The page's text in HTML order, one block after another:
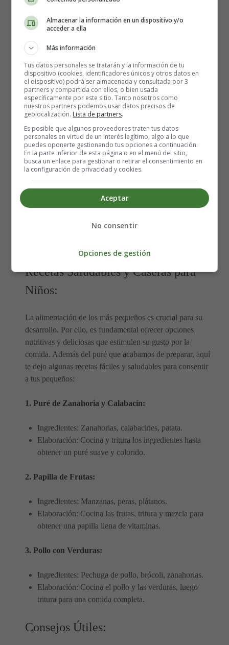
Comencemos por cocinar la papa. Pela y corta en
hasta que esté tierna. Tritura la papa, agregando un
deseada.
Mientras la papa hierve, ocupémonos de los
guisantes, los puerros y la menta. Cocina al vapor o
hierve estos ingredientes juntos durante 8 a 10
Con la ayuda de una batidora, haz un puré con los
guisantes y los puerros hasta obtener una mezcla
suave. Si es necesario, agrega un poco del líquido de
cocción reservado para aflojar la mezcla.
Luego, incorpora los guisantes y los puerros al puré
de papa y mezcla hasta obtener una consistencia
suave y homogénea.
Recetas Saludables y Caseras para
Niños:
La alimentación de los más pequeños es crucial para su
desarrollo. Por ello, es fundamental ofrecer opciones
nutritivas y deliciosas que estimulen su gusto por la
comida. Además del puré que acabamos de preparar, aquí
te dejo algunas recetas fáciles y saludables para consentir
a tus pequeños:
1. Puré de Zanahoria y Calabacín:
Ingredientes: Zanahorias, calabacines, patata.
Elaboración: Cocina y tritura los ingredientes hasta
obtener un puré suave y colorido.
2. Papilla de Frutas:
Ingredientes: Manzanas, peras, plátanos.
Elaboración: Cocina las frutas, tritura y mezcla para
obtener una papilla llena de vitaminas.
3. Pollo con Verduras:
Ingredientes: Pechuga de pollo, brócoli, zanahorias.
Elaboración: Cocina el pollo y las verduras, luego
tritura para una comida completa.
Consejos Útiles:
Almacenar la información en un dispositivo y/o
acceder a ella
Más información
Tus datos personales se tratarán y la información de tu
dispositivo (cookies, identificadores únicos y otros datos en
el dispositivo) podrá ser almacenada y consultada por 3
partners y compartida con ellos, o bien usada
específicamente por este sitio. Tanto nosotros como
nuestros partners podemos usar datos precisos de
geolocalización. Lista de partners.
Es posible que algunos proveedores traten tus datos
personales en virtud de un interés legítimo, algo a lo que
puedes oponerte gestionando tus opciones a continuación.
En la parte inferior de esta página o en el menú del sitio,
busca un enlace para gestionar o retirar el consentimiento en
la configuración de privacidad y cookies.
Aceptar
No consentir
Opciones de gestión